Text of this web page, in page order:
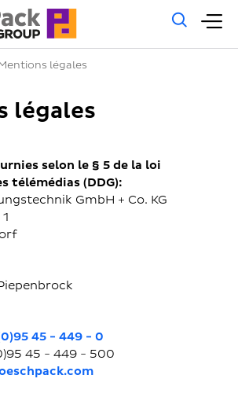
légales
légales
selon le § 5 de la loi
télémédias (DDG):
GmbH + Co. KG
45 - 449 - 0
45 - 449 - 500